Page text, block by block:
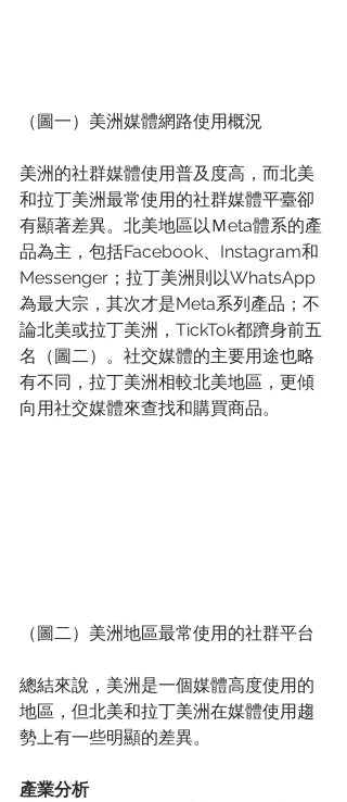
（圖一）美洲媒體網路使用概況
美洲的社群媒體使用普及度高，而北美
和拉丁美洲最常使用的社群媒體平臺卻
有顯著差異。北美地區以Ｍeta體系的產
品為主，包括Facebook、Instagram和
Messenger；拉丁美洲則以WhatsApp
為最大宗，其次才是Meta系列產品；不
論北美或拉丁美洲，TickTok都躋身前五
名（圖二）。社交媒體的主要用途也略
有不同，拉丁美洲相較北美地區，更傾
向用社交媒體來查找和購買商品。
（圖二）美洲地區最常使用的社群平台
總結來說，美洲是一個媒體高度使用的
地區，但北美和拉丁美洲在媒體使用趨
勢上有一些明顯的差異。
產業分析